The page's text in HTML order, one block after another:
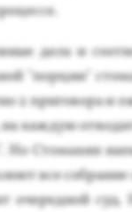
де­ла и
"пор­ции"
2 при­гово­ра и
каж­дую
Но Сто­махин
все
суд.